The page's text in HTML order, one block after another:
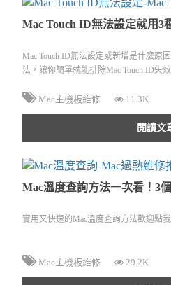
Mac Touch ID無法設定就用3
Mac Touch ID無法設定或新增是什麼原
法，讓你簡單就能排除Mac Touch ID失
Mac主機板維修 11.3K
閱讀文
Mac溫度查詢方法一次看！3
實用又快速的Mac溫度查詢方法歡迎點我
Mac主機板維修 29.2K